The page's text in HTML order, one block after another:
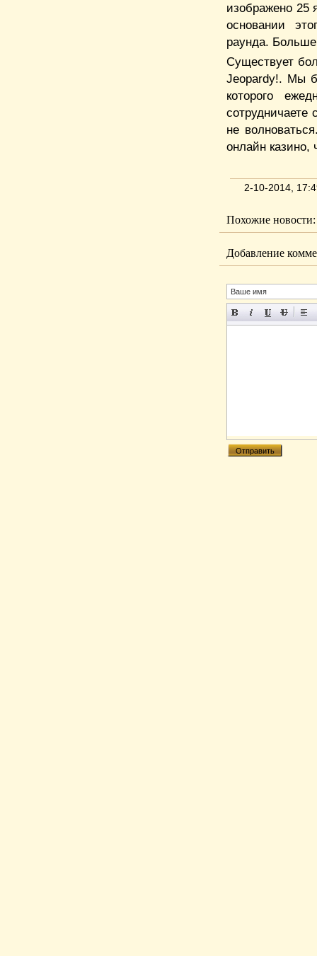
изображено 25
основании
раунда.
Существует
Jeopardy!. Мы
которого
сотрудничаете
не
онлайн
2-10-2014,
Похожие новости:
Добавление